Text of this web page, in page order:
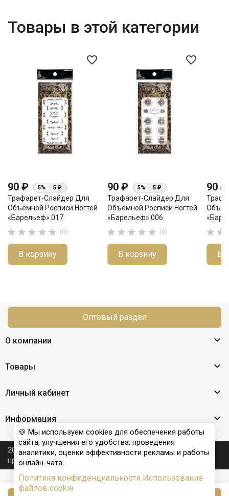
Товары в этой категории
favorite_border
90 ₽ 5% 5 ₽
Трафарет-Слайдер Для
Объёмной Росписи Ногтей
«Барельеф» 017
     (0)
В корзину
favorite_border
90 ₽ 5% 5 ₽
Трафарет-Слайдер Для
Объёмной Росписи Ногтей
«Барельеф» 006
     (0)
В корзину
90
 
В
Оптовый раздел
О компании 
Товары 
Личный кабинет 
Информация 
2026 © Nail Club professional - официальный сайт
производителя бренда для наращивания ногтей
🍪 Мы используем cookies для обеспечения работы
сайта, улучшения его удобства, проведения
аналитики, оценки эффективности рекламы и работы
онлайн-чата.
Политика конфиденциальности Использование
файлов cookie